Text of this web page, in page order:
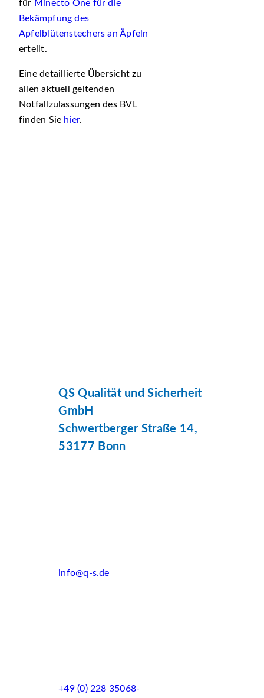
für Minecto One für die
Bekämpfung des
Apfelblütenstechers an Äpfeln
erteilt.
Eine detaillierte Übersicht zu
allen aktuell geltenden
Notfallzulassungen des BVL
finden Sie hier.
QS Qualität und Sicherheit
GmbH
Schwertberger Straße 14,
53177 Bonn
info@q-s.de
+49 (0) 228 35068-